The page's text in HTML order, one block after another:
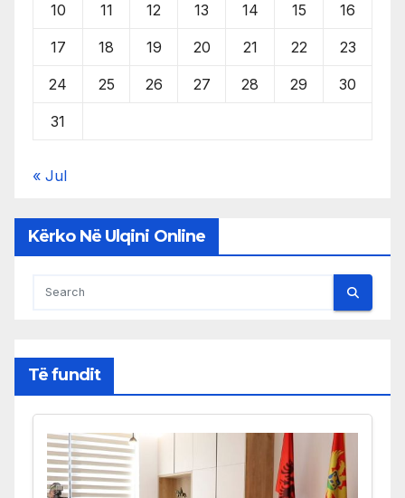
10 11 12 13 14 15 16
17 18 19 20 21 22 23
24 25 26 27 28 29 30
31
« Jul
Kërko Në Ulqini Online
Të fundit